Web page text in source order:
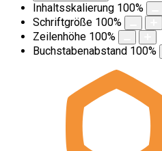
Inhaltsskalierung 100%
Schriftgröße 100%
Zeilenhöhe 100%
Buchstabenabstand 100%